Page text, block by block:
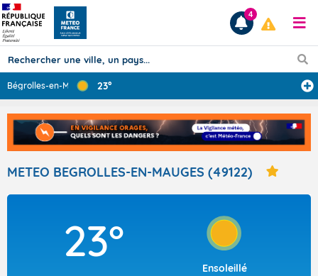
Prévisions
TOUS LES RÉSULTATS
Articles
4
Bégrolles-en-Ma ... 23°
METEO BEGROLLES-EN-MAUGES (49122)
23°
Ensoleillé